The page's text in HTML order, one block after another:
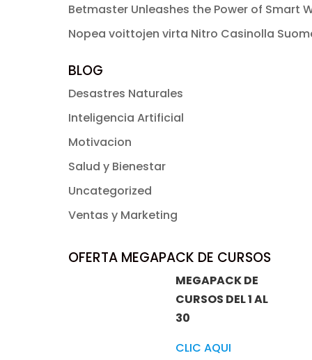
Betmaster Unleashes the Power of Smart
Nopea voittojen virta Nitro Casinolla
BLOG
Desastres Naturales
Inteligencia Artificial
Motivacion
Salud y Bienestar
Uncategorized
Ventas y Marketing
OFERTA MEGAPACK DE CURSOS
MEGAPACK DE
CURSOS DEL 1 AL
30
CLIC AQUI